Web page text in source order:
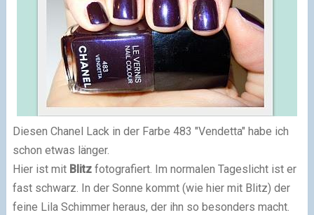
Diesen Chanel Lack in der Farbe 483 "Vendetta" habe ich
schon etwas länger.
Hier ist mit Blitzfotografiert. Im normalen Tageslicht ist er
fast schwarz. In der Sonne kommt (wie hier mit Blitz) der
feine Lila Schimmer heraus, der ihn so besonders macht.